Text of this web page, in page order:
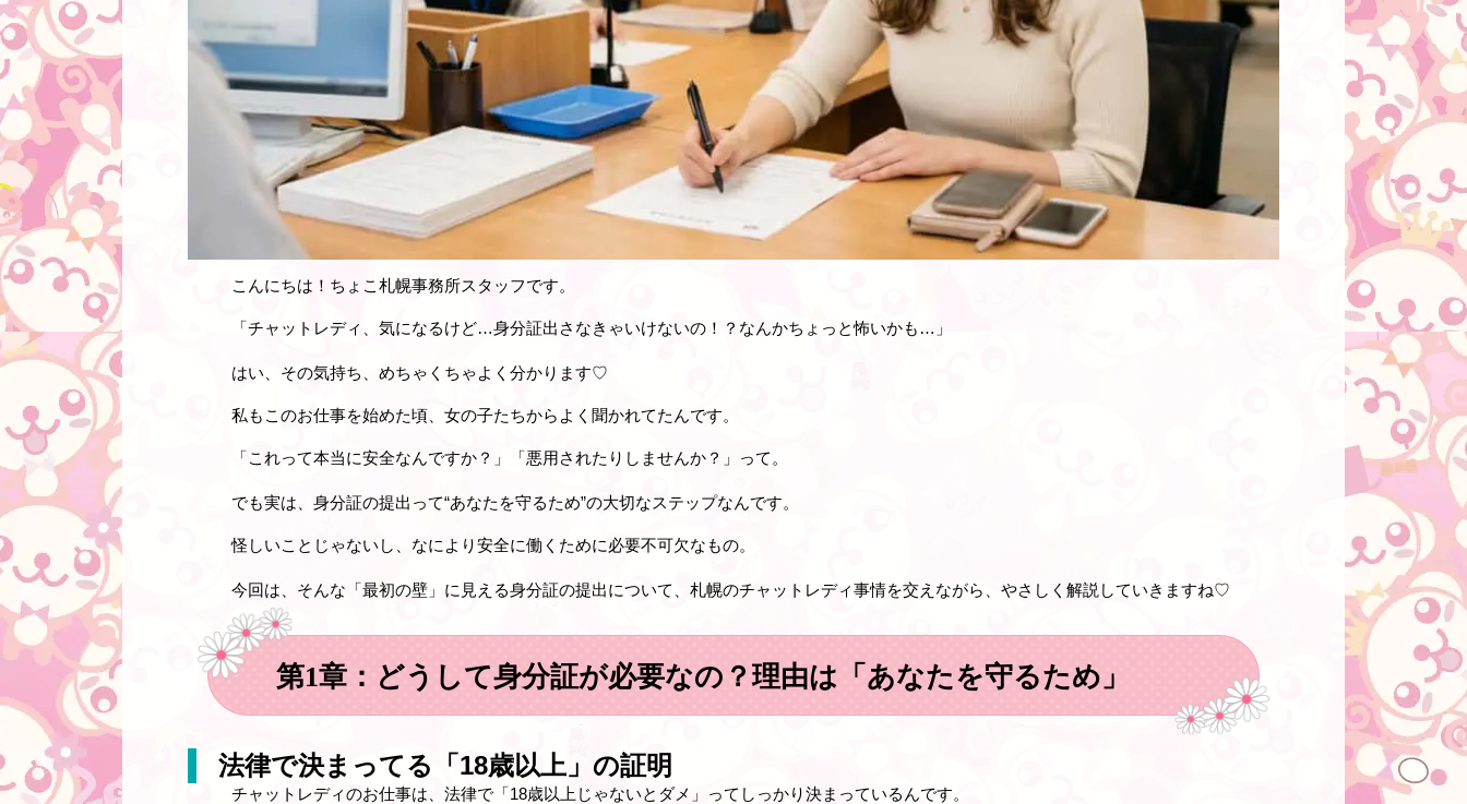
こんにちは！ちょこ札幌事務所スタッフです。
「チャットレディ、気になるけど…身分証出さなきゃいけないの！？なんかちょっと怖いかも…」
はい、その気持ち、めちゃくちゃよく分かります♡
私もこのお仕事を始めた頃、女の子たちからよく聞かれてたんです。
「これって本当に安全なんですか？」「悪用されたりしませんか？」って。
でも実は、 身分証の提出って“あなたを守るため”の大切なステップなんです。
怪しいことじゃないし、なにより安全に働くために必要不可欠なもの。
今回は、そんな「最初の壁」に見える身分証の提出について、札幌のチャットレディ事情を交えながら、やさしく解説していきますね♡
第1章：どうして身分証が必要なの？理由は「あなたを守るため」
法律で決まってる「18歳以上」の証明
チャットレディのお仕事は、法律で「18歳以上じゃないとダメ」ってしっかり決まっているんです。